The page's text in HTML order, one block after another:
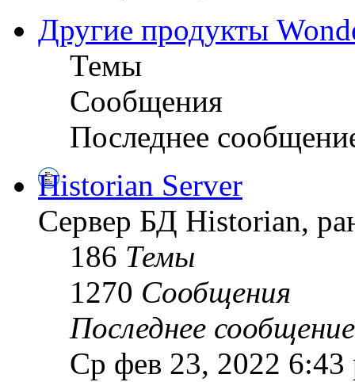
Другие продукты
Темы
Сообщения
Последнее
Historian Server
Сервер БД Historian,
186 Темы
1270 Сообщения
Последнее сообщение
Ср фев 23, 2022 6:43